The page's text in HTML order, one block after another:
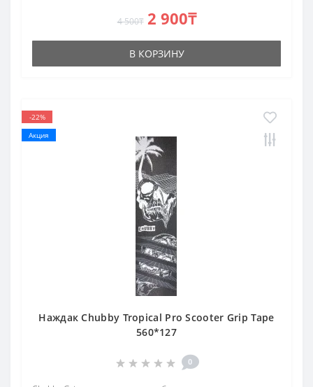
4 500₸ 2 900₸
В КОРЗИНУ
-22%
Акция
Наждак Chubby Tropical Pro Scooter Grip Tape
560*127
0